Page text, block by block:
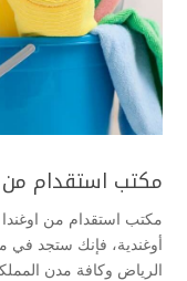
مكتب استقدام
مكتب استقدام من
أوغندية، فإنك ستجد في
الرياض وكافة مدن